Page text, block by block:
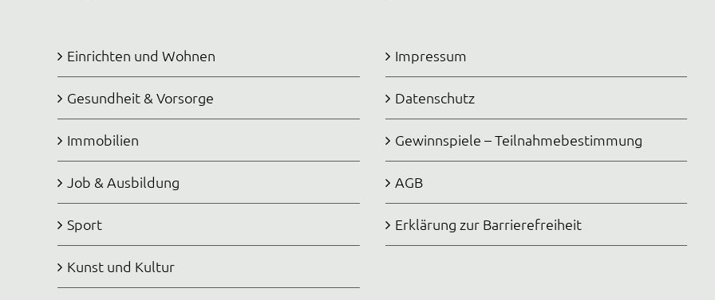
Einrichten und Wohnen
Gesundheit & Vorsorge
Immobilien
Job & Ausbildung
Sport
Kunst und Kultur
Impressum
Datenschutz
Gewinnspiele – Teilnahmebestimmung
AGB
Erklärung zur Barrierefreiheit